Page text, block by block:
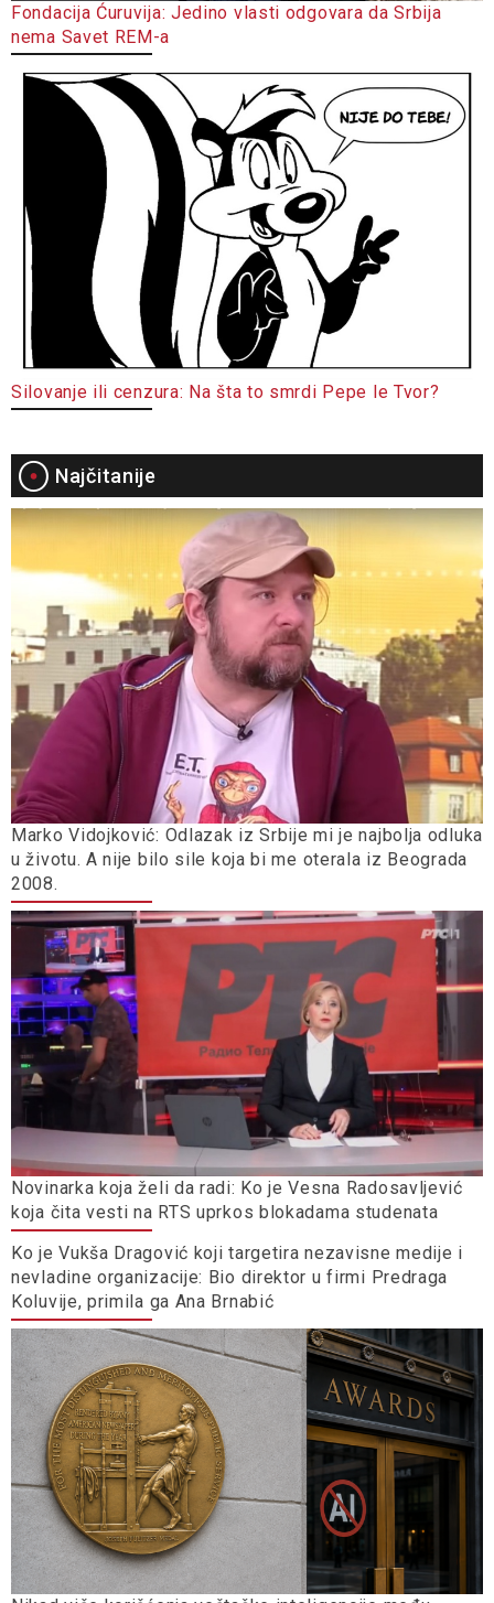
Fondacija Ćuruvija: Jedino vlasti odgovara da Srbija
nema Savet REM-a
Silovanje ili cenzura: Na šta to smrdi Pepe le Tvor?
Najčitanije
Marko Vidojković: Odlazak iz Srbije mi je najbolja odluka
u životu. A nije bilo sile koja bi me oterala iz Beograda
2008.
Novinarka koja želi da radi: Ko je Vesna Radosavljević
koja čita vesti na RTS uprkos blokadama studenata
Ko je Vukša Dragović koji targetira nezavisne medije i
nevladine organizacije: Bio direktor u firmi Predraga
Koluvije, primila ga Ana Brnabić